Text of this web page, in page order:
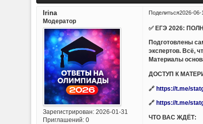
Поделиться2026-06-
Irina
Модератор
Зарегистрирован: 2026-01-31
Приглашений:0
✅ ЕГЭ 2026:
Подготовлены
экспертов. Всё,
Материалы
ДОСТУП К
🔗https://t.me/
🔗 https://t.me/
ЧТО ВАС ЖДЁТ: